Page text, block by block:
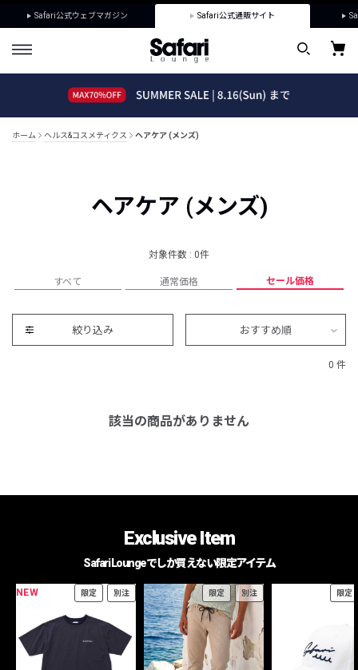
Safari公式ウェブマガジン Safari公式通販サイト
ホーム ヘルス&コスメティクス ヘアケア (メンズ)
ヘアケア (メンズ)
対象件数 : 0件
すべて 通常価格 セール価格
絞り込み おすすめ順
0 件
該当の商品がありません
Exclusive Item
Safari Loungeでしか買えない限定アイテム
NEW 限定 別注 限定 別注 限定